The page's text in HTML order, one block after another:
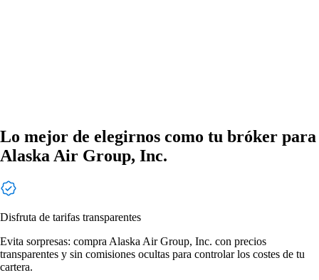
Lo mejor de elegirnos como tu bróker para
Alaska Air Group, Inc.
Disfruta de tarifas transparentes
Evita sorpresas: compra Alaska Air Group, Inc. con precios
transparentes y sin comisiones ocultas para controlar los costes de tu
cartera.